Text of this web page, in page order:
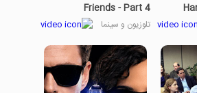
Friends - Part 4
تلوزیون و سینما